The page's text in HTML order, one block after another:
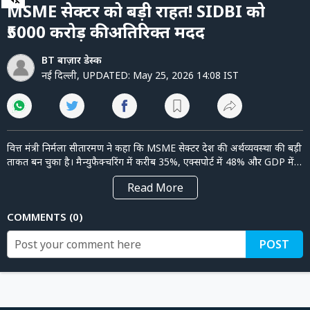
पर्सनल
फाइनेंस
म्यूचु्अल
मार्केट
बाज़ार
ट्रेंडिंग
बिजनेस
न्यूज
minutes,
39
MSME सेक्टर को बड़ी राहत! SIDBI को
₹5000 करोड़ की अतिरिक्त मदद
BT बाज़ार डेस्क
नई दिल्ली, UPDATED: May 25, 2026 14:08 IST
वित्त मंत्री निर्मला सीतारमण ने कहा कि MSME सेक्टर देश की अर्थव्यवस्था की बड़ी
ताकत बन चुका है। मैन्युफैक्चरिंग में करीब 35%, एक्सपोर्ट में 48% और GDP में
31% योगदान MSME सेक्टर का है। देश में 7.47 करोड़ से ज्यादा छोटे उद्यमी इस
सेक्टर से जुड़े हैं और करीब 32 करोड़ लोगों को रोजगार मिल रहा है। निर्मला
सीतारमण ने बताया कि सरकार ने जनवरी 2026 में SIDBI को 5000 करोड़ रुपये
की अतिरिक्त मदद देने का फैसला किया था। इससे SIDBI को मजबूती मिलेगी और
2028 तक 25 लाख नए MSME कारोबारियों को फायदा पहुंचाने का लक्ष्य रखा गया
है।
Read More
COMMENTS 0
POST